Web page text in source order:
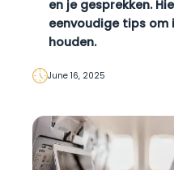
en je gesprekken.
eenvoudige tips
houden.
June 16, 2025